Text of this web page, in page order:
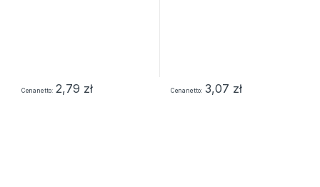
Cena netto 2,79 zł Cena netto 3,07 zł